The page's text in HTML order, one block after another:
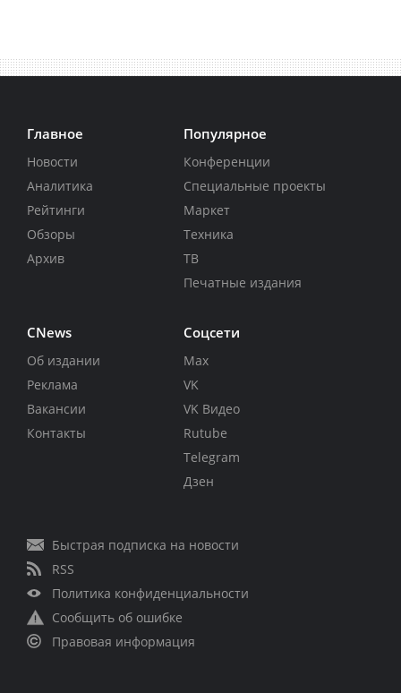
Главное
Новости
Аналитика
Рейтинги
Обзоры
Архив
Популярное
Конференции
Специальные проекты
Маркет
Техника
ТВ
Печатные издания
CNews
Об издании
Реклама
Вакансии
Контакты
Соцсети
Max
VK
VK Видео
Rutube
Telegram
Дзен
Быстрая подписка на новости
RSS
Политика конфиденциальности
Сообщить об ошибке
Правовая информация